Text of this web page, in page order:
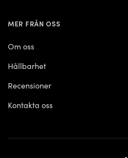
MER FRÅN OSS
Om oss
Hållbarhet
Recensioner
Kontakta oss